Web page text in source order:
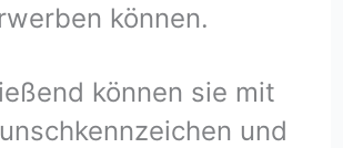
können.
können sie mit
und